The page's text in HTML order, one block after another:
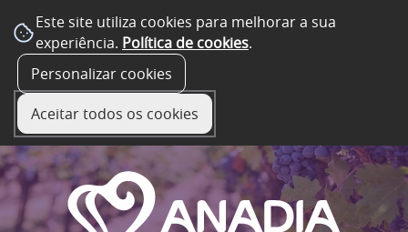
Este site utiliza cookies para melhorar a sua
experiência. Política de cookies.
Personalizar cookies
Aceitar todos os cookies